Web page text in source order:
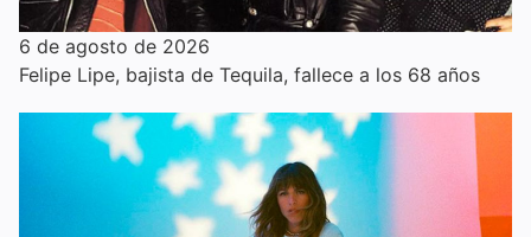
6 de agosto de 2026
Felipe Lipe, bajista de Tequila, fallece a los 68 años